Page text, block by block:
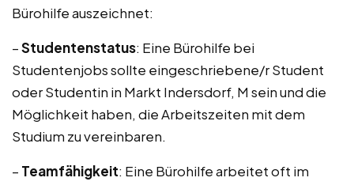
Bürohilfe auszeichnet:
–Studentenstatus: Eine Bürohilfe bei
Studentenjobs sollte eingeschriebene/r Student
oder Studentin in Markt Indersdorf, M sein und die
Möglichkeit haben, die Arbeitszeiten mit dem
Studium zu vereinbaren.
– Teamfähigkeit: Eine Bürohilfe arbeitet oft im